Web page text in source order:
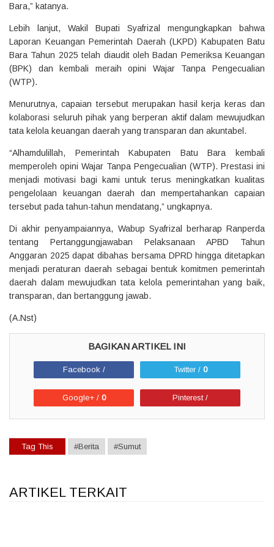
Bara,” katanya.
Lebih lanjut, Wakil Bupati Syafrizal mengungkapkan bahwa
Laporan Keuangan Pemerintah Daerah (LKPD) Kabupaten Batu
Bara Tahun 2025 telah diaudit oleh Badan Pemeriksa Keuangan
(BPK) dan kembali meraih opini Wajar Tanpa Pengecualian
(WTP).
Menurutnya, capaian tersebut merupakan hasil kerja keras dan
kolaborasi seluruh pihak yang berperan aktif dalam mewujudkan
tata kelola keuangan daerah yang transparan dan akuntabel.
“Alhamdulillah, Pemerintah Kabupaten Batu Bara kembali
memperoleh opini Wajar Tanpa Pengecualian (WTP). Prestasi ini
menjadi motivasi bagi kami untuk terus meningkatkan kualitas
pengelolaan keuangan daerah dan mempertahankan capaian
tersebut pada tahun-tahun mendatang,” ungkapnya.
Di akhir penyampaiannya, Wabup Syafrizal berharap Ranperda
tentang Pertanggungjawaban Pelaksanaan APBD Tahun
Anggaran 2025 dapat dibahas bersama DPRD hingga ditetapkan
menjadi peraturan daerah sebagai bentuk komitmen pemerintah
daerah dalam mewujudkan tata kelola pemerintahan yang baik,
transparan, dan bertanggung jawab.
(A.Nst)
Facebook / Twitter / 0
Google+ / 0 Pinterest /
Tag This #Berita #Sumut
ARTIKEL TERKAIT